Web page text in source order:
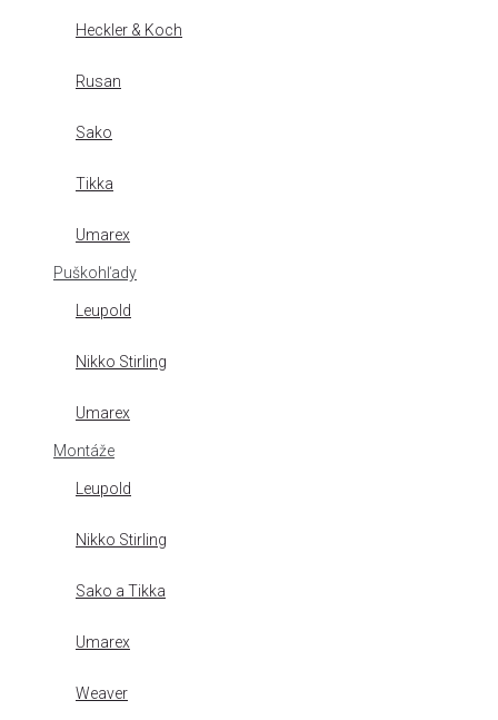
Heckler & Koch
Rusan
Sako
Tikka
Umarex
Puškohľady
Leupold
Nikko Stirling
Umarex
Montáže
Leupold
Nikko Stirling
Sako a Tikka
Umarex
Weaver